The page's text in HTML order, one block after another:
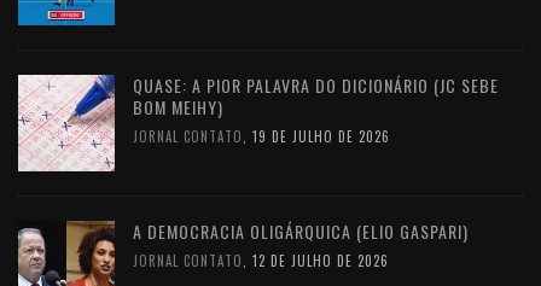
QUASE: A PIOR PALAVRA DO DICIONÁRIO (JC SEBE
BOM MEIHY)
JORNAL CONTATO, 19 DE JULHO DE 2026
A DEMOCRACIA OLIGÁRQUICA (ELIO GASPARI)
JORNAL CONTATO, 12 DE JULHO DE 2026